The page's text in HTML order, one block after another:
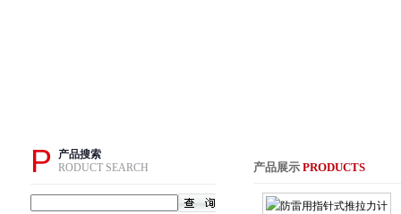
产品展示 PRODUCTS
P
产品搜索
RODUCT SEARCH